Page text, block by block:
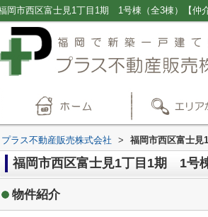
プラス不動産販売株式会社 > 福岡市西区富士見
福岡市西区富士見1丁目1期 1号
物件紹介